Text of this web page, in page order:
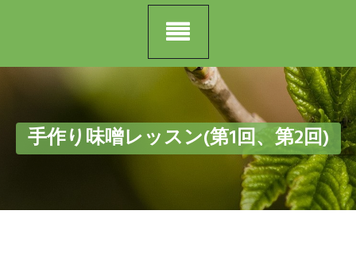
手作り味噌レッスン(第1回、第2回)